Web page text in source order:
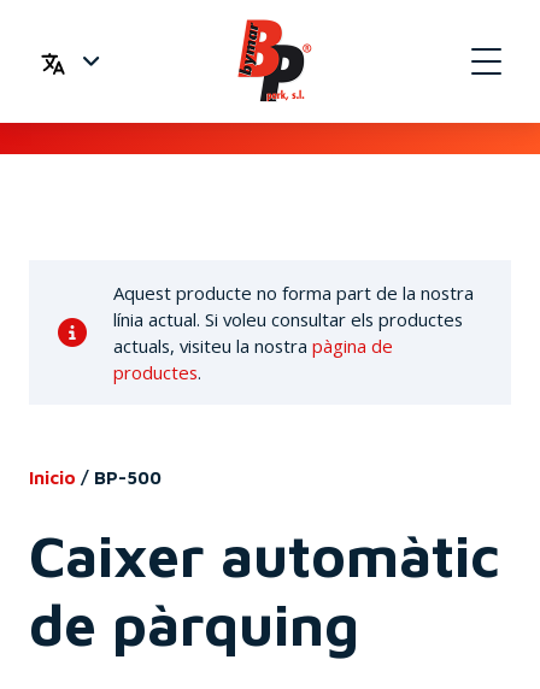
Aquest producte no forma part de la nostra
línia actual. Si voleu consultar els productes
actuals, visiteu la nostrapàgina de
productes.
Inicio / BP-500
Caixer automàtic
de pàrquing